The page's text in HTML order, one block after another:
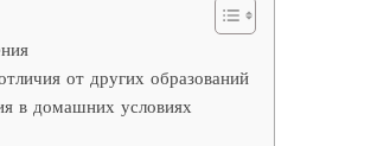
от других образований
в домашних условиях